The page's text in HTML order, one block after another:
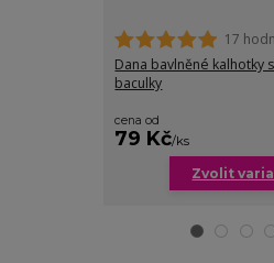
17
Dana bavlněné kalhotky
baculky
cena od
79 Kč/ks
Zvolit